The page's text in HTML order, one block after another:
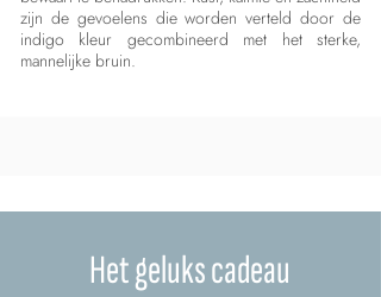
zijn de gevoelens die worden verteld door de
indigo kleur gecombineerd met het sterke,
mannelijke bruin.
Het geluks cadeau